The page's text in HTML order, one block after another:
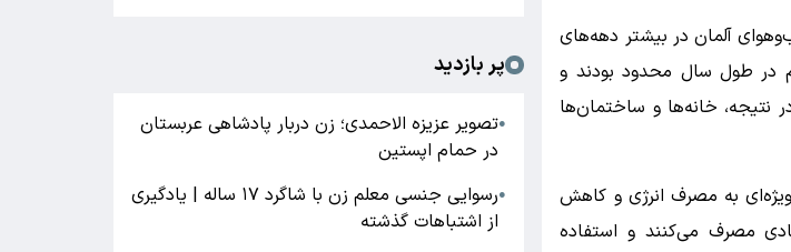
آلمان در بیشتر دهه‌های
در طول سال محدود بودند و
نتیجه، خانه‌ها و ساختمان‌ها
به مصرف انرژی و کاهش
مصرف می‌کنند و استفاده
پر بازدید
●تصویر عزیزه الاحمدی؛ زن دربار پادشاهی عربستان
در حمام اپستین
●
رسوایی جنسی معلم زن با شاگرد ۱۷ ساله | یادگیری
از اشتباهات گذشته